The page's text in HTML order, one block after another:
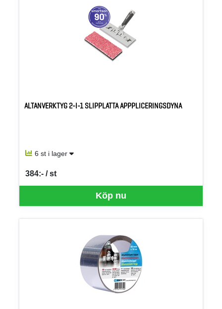
ALTANVERKTYG 2-I-1 SLIPPLATTA APPPLICERINGSDYNA
6 st i lager
Köp nu
384:- / st
SEK per ST